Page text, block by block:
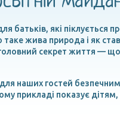
які піклується
жива природа і як
секрет життя —
наших гостей
прикладі показує